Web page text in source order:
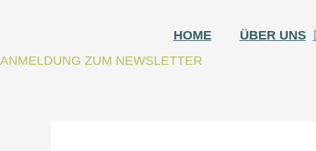
HOME ÜBER UNS
ANMELDUNG ZUM NEWSLETTER